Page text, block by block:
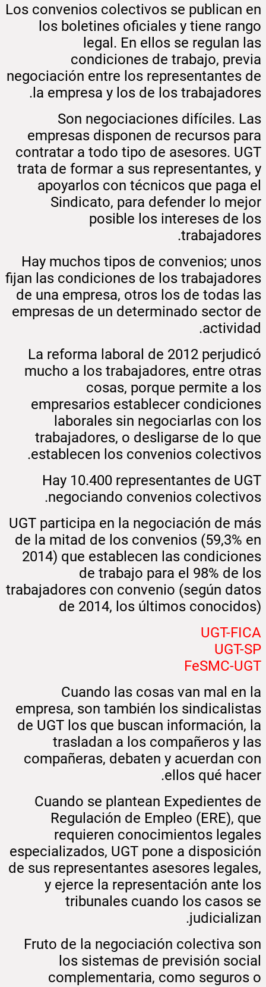
Los convenios colectivos se publican en
los boletines oficiales y tiene rango
legal. En ellos se regulan las
condiciones de trabajo, previa
negociación entre los representantes de
la empresa y los de los trabajadores.
Son negociaciones difíciles. Las
empresas disponen de recursos para
contratar a todo tipo de asesores. UGT
trata de formar a sus representantes, y
apoyarlos con técnicos que paga el
Sindicato, para defender lo mejor
posible los intereses de los
trabajadores.
Hay muchos tipos de convenios; unos
fijan las condiciones de los trabajadores
de una empresa, otros los de todas las
empresas de un determinado sector de
actividad.
La reforma laboral de 2012 perjudicó
mucho a los trabajadores, entre otras
cosas, porque permite a los
empresarios establecer condiciones
laborales sin negociarlas con los
trabajadores, o desligarse de lo que
establecen los convenios colectivos.
Hay 10.400 representantes de UGT
negociando convenios colectivos.
UGT participa en la negociación de más
de la mitad de los convenios (59,3% en
2014) que establecen las condiciones
de trabajo para el 98% de los
trabajadores con convenio (según datos
de 2014, los últimos conocidos)
UGT-FICA
UGT-SP
FeSMC-UGT
Cuando las cosas van mal en la
empresa, son también los sindicalistas
de UGT los que buscan información, la
trasladan a los compañeros y las
compañeras, debaten y acuerdan con
ellos qué hacer.
Cuando se plantean Expedientes de
Regulación de Empleo (ERE), que
requieren conocimientos legales
especializados, UGT pone a disposición
de sus representantes asesores legales,
y ejerce la representación ante los
tribunales cuando los casos se
judicializan.
Fruto de la negociación colectiva son
los sistemas de previsión social
complementaria, como seguros o